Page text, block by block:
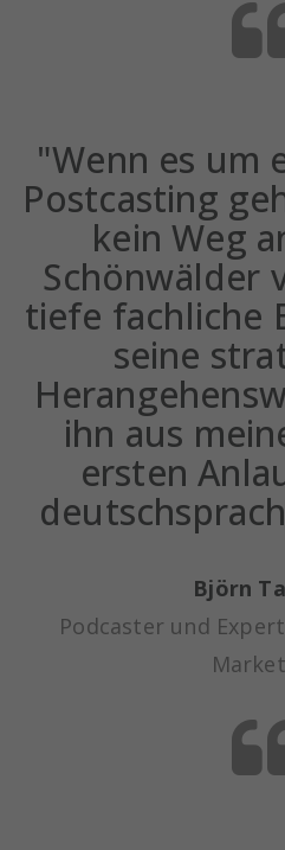
"Wenn es um
Postcasting
kein Weg
Schönwälder
tiefe fachliche
seine
ihn aus
ersten
Björn
Podcaster und